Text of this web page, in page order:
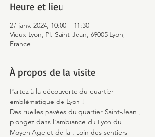
Heure et lieu
27 janv. 2024, 10:00 – 11:30
Vieux Lyon, Pl. Saint-Jean, 69005 Lyon,
France
À propos de la visite
Partez à la découverte du quartier
emblématique de Lyon !
Des ruelles pavées du quartier Saint-Jean ,
plongez dans l'ambiance du Lyon du
Moyen Age et de la . Loin des sentiers